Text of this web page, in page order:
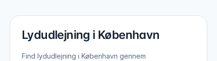
Lydudlejning i København
Find lydudlejning i København gennem